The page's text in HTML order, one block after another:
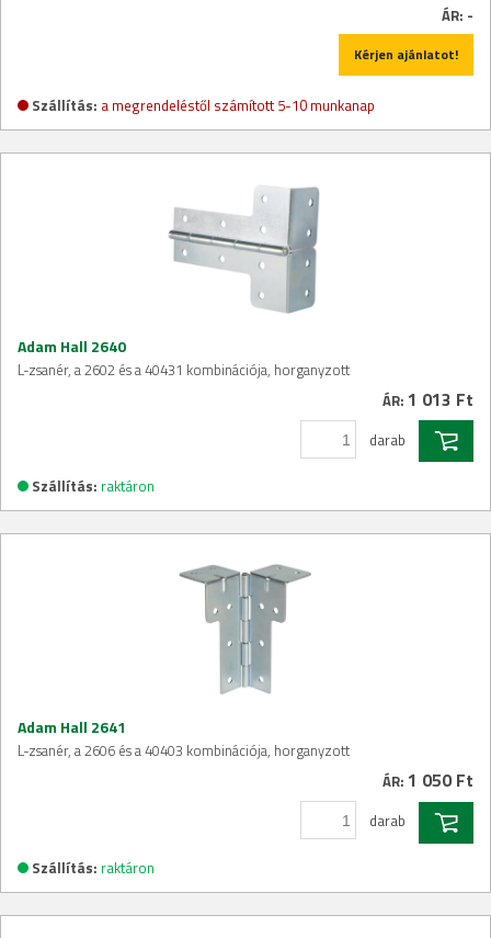
ÁR: -
Kérjen ajánlatot!
Szállítás: a megrendeléstől számított 5-10 munkanap
Adam Hall 2640
L-zsanér, a 2602 és a 40431 kombinációja, horganyzott
ÁR: 1 013 Ft
darab
Szállítás: raktáron
Adam Hall 2641
L-zsanér, a 2606 és a 40403 kombinációja, horganyzott
ÁR: 1 050 Ft
darab
Szállítás: raktáron